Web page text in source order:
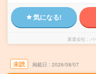
気になる!
派遣会社 パ
未読 掲載日 2026/08/07